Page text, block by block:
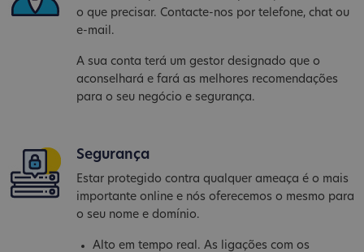
o que precisar. Contacte-nos por telefone, chat ou
e-mail.
A sua conta terá um gestor designado que o
aconselhará e fará as melhores recomendações
para o seu negócio e segurança.
Segurança
Estar protegido contra qualquer ameaça é o mais
importante online e nós oferecemos o mesmo para
o seu nome e domínio.
Alto em tempo real. As ligações com os